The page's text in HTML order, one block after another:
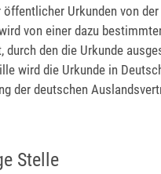
öffentlicher Urkunden von
von einer dazu
durch den die Urkunde
wird die Urkunde in
der deutschen
Stelle